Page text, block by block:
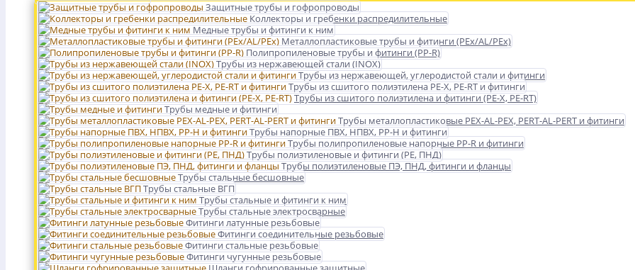
Защитные трубы и гофропроводы
Коллекторы и гребенки распредилительные
Медные трубы и фитинги к ним
Металлопластиковые трубы и фитинги (PEx/AL/PEx)
Полипропиленовые трубы и фитинги (PP-R)
Трубы из нержавеющей стали (INOX)
Трубы из нержавеющей, углеродистой стали и фитинги
Трубы из сшитого полиэтилена PE-X, PE-RT и фитинги
Трубы из сшитого полиэтилена и фитинги (PE-X, PE-RT)
Трубы медные и фитинги
Трубы металлопластиковые PEX-AL-PEX, PERT-AL-PERT и фитинги
Трубы напорные ПВХ, НПВХ, PP-H и фитинги
Трубы полипропиленовые напорные PP-R и фитинги
Трубы полиэтиленовые и фитинги (PE, ПНД)
Трубы полиэтиленовые ПЭ, ПНД, фитинги и фланцы
Трубы стальные бесшовные
Трубы стальные ВГП
Трубы стальные и фитинги к ним
Трубы стальные электросварные
Фитинги латунные резьбовые
Фитинги соединительные резьбовые
Фитинги стальные резьбовые
Фитинги чугунные резьбовые